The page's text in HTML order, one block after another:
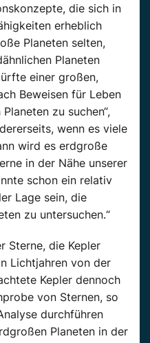
die sich in
erheblich
Planeten selten,
Planeten
einer großen,
Beweisen für Leben
zu suchen“,
wenn es viele
wird es erdgroße
in der Nähe unserer
schon ein relativ
Lage sein, die
zu untersuchen.“
Sterne, die Kepler
Lichtjahren von der
Kepler dennoch
von Sternen, so
durchführen
Planeten in der